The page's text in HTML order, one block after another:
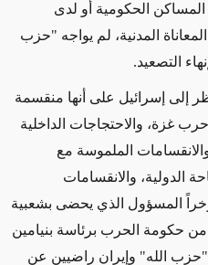
المساكن الحكومية أو لدى
المدنية، لم يواجه "حزب
التصعيد.
إلى إسرائيل على أنها منقسمة
غزة، والاحتجاجات الداخلية
الملموسة مع
الدولية، والانقسامات
المسؤول الذي يحضى بشعبية
من حكومة الحرب برئاسة بنيامين
الله" وإيران راضيين عن